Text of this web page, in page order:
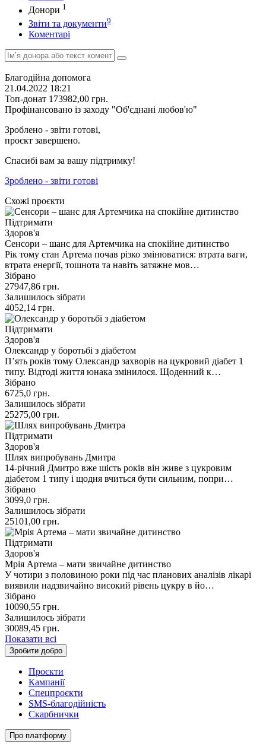
Донори 1
Звіти та документи9
Коментарі
Благодійна допомога
21.04.2022 18:21
Топ-донат 173982,00 грн.
Профінансовано із заходу "Об'єднані любов'ю"
Зроблено - звіти готові,
проєкт завершено.
Спасибі вам за вашу підтримку!
Зроблено - звіти готові
Схожі проєкти
Підтримати
Здоров'я
Сенсори – шанс для Артемчика на спокійне дитинство
Рік тому стан Артема почав різко змінюватися: втрата ваги,
втрата енергії, тошнота та навіть затяжне мов…
Зібрано
27947,86 грн.
Залишилось зібрати
4052,14 грн.
Підтримати
Здоров'я
Олександр у боротьбі з діабетом
П’ять років тому Олександр захворів на цукровий діабет 1
типу. Відтоді життя юнака змінилося. Щоденний к…
Зібрано
6725,0 грн.
Залишилось зібрати
25275,00 грн.
Підтримати
Здоров'я
Шлях випробувань Дмитра
14-річний Дмитро вже шість років він живе з цукровим
діабетом 1 типу і щодня вчиться бути сильним, попри…
Зібрано
3099,0 грн.
Залишилось зібрати
25101,00 грн.
Підтримати
Здоров'я
Мрія Артема – мати звичайне дитинство
У чотири з половиною роки під час планових аналізів лікарі
виявили надзвичайно високий рівень цукру в йо…
Зібрано
10090,55 грн.
Залишилось зібрати
30089,45 грн.
Показати всі
Зробити добро
Проєкти
Кампанії
Спецпроєкти
SMS-благодійність
Скарбнички
Про платформу